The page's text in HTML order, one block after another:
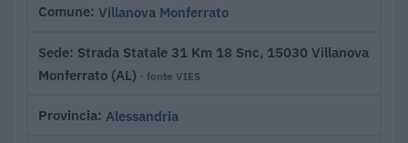
Comune Villanova Monferrato
Sede Strada Statale 31 Km 18 Snc, 15030 Villanova
Monferrato (AL) · fonte VIES
Provincia Alessandria